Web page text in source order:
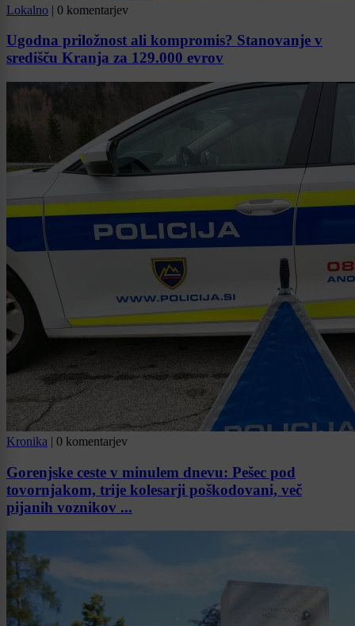
Lokalno | 0 komentarjev
Ugodna priložnost ali kompromis? Stanovanje v
središču Kranja za 129.000 evrov
Kronika | 0 komentarjev
Gorenjske ceste v minulem dnevu: Pešec pod
tovornjakom, trije kolesarji poškodovani, več
pijanih voznikov ...